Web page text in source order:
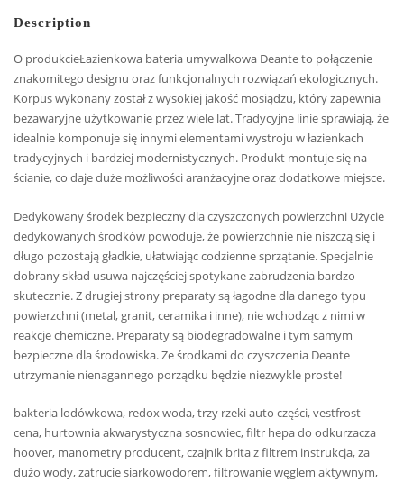
Description
O produkcieŁazienkowa bateria umywalkowa Deante to połączenie
znakomitego designu oraz funkcjonalnych rozwiązań ekologicznych.
Korpus wykonany został z wysokiej jakość mosiądzu, który zapewnia
bezawaryjne użytkowanie przez wiele lat. Tradycyjne linie sprawiają, że
idealnie komponuje się innymi elementami wystroju w łazienkach
tradycyjnych i bardziej modernistycznych. Produkt montuje się na
ścianie, co daje duże możliwości aranżacyjne oraz dodatkowe miejsce.
Dedykowany środek bezpieczny dla czyszczonych powierzchni Użycie
dedykowanych środków powoduje, że powierzchnie nie niszczą się i
długo pozostają gładkie, ułatwiając codzienne sprzątanie. Specjalnie
dobrany skład usuwa najczęściej spotykane zabrudzenia bardzo
skutecznie. Z drugiej strony preparaty są łagodne dla danego typu
powierzchni (metal, granit, ceramika i inne), nie wchodząc z nimi w
reakcje chemiczne. Preparaty są biodegradowalne i tym samym
bezpieczne dla środowiska. Ze środkami do czyszczenia Deante
utrzymanie nienagannego porządku będzie niezwykle proste!
bakteria lodówkowa, redox woda, trzy rzeki auto części, vestfrost
cena, hurtownia akwarystyczna sosnowiec, filtr hepa do odkurzacza
hoover, manometry producent, czajnik brita z filtrem instrukcja, za
dużo wody, zatrucie siarkowodorem, filtrowanie węglem aktywnym,